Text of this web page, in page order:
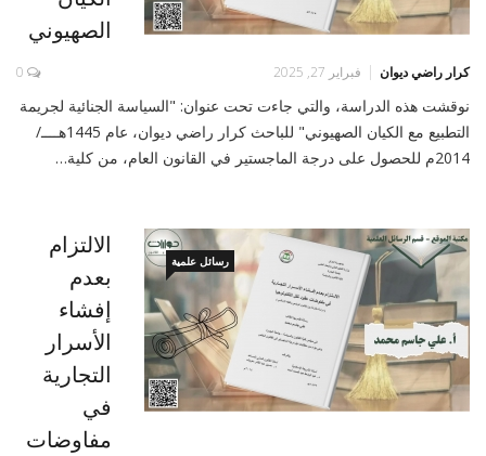
الصهيوني
كرار راضي ديوان فبراير 27, 2025 0
نوقشت هذه الدراسة، والتي جاءت تحت عنوان: "السياسة الجنائية لجريمة
التطبيع مع الكيان الصهيوني" للباحث كرار راضي ديوان، عام 1445هــــ/
2014م للحصول على درجة الماجستير في القانون العام، من كلية…
رسائل علمية
الالتزام
بعدم
إفشاء
الأسرار
التجارية
في
مفاوضات